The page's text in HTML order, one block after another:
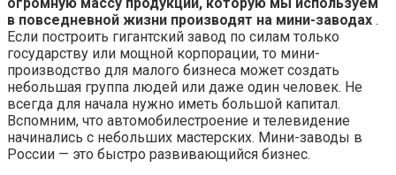
в повседневной жизни производят на мини-заводах .
Если построить гигантский завод по силам только
государству или мощной корпорации, то мини-
производство для малого бизнеса может создать
небольшая группа людей или даже один человек. Не
всегда для начала нужно иметь большой капитал.
Вспомним, что автомобилестроение и телевидение
начинались с небольших мастерских. Мини-заводы в
России — это быстро развивающийся бизнес.